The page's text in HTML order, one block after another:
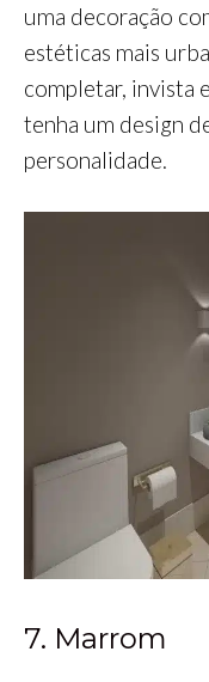
uma decoração
estéticas mais
completar, invista
tenha um design
personalidade.
7. Marrom